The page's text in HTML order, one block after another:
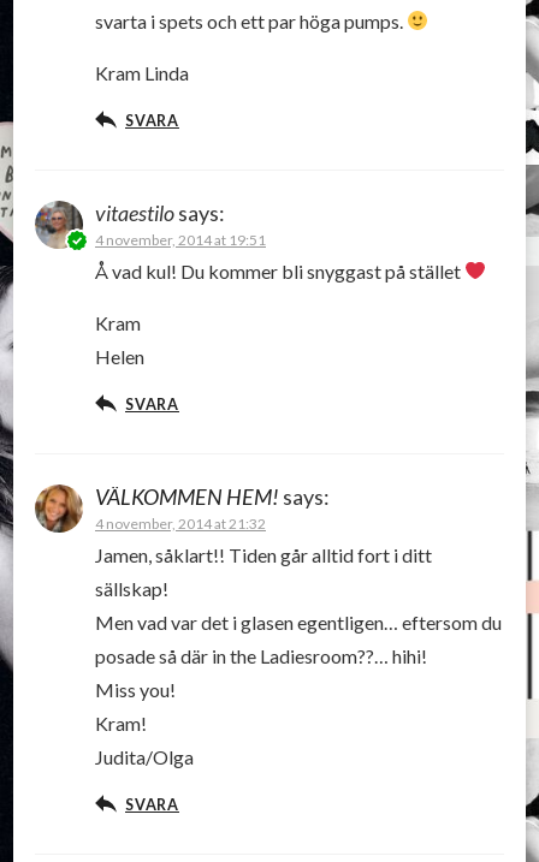
svarta i spets och ett par höga pumps.
Kram Linda
SVARA
vitaestilosays:
4 november, 2014 at 19:51
Å vad kul! Du kommer bli snyggast på stället
Kram
Helen
SVARA
VÄLKOMMEN HEM! says:
4 november, 2014 at 21:32
Jamen, såklart!! Tiden går alltid fort i ditt
sällskap!
Men vad var det i glasen egentligen… eftersom du
posade så där in the Ladiesroom??… hihi!
Miss you!
Kram!
Judita/Olga
SVARA